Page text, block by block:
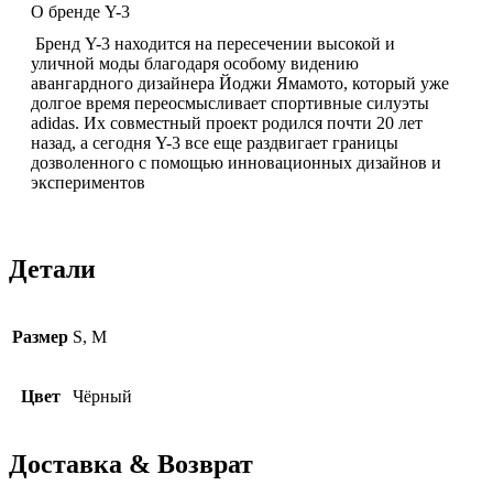
О бренде Y-3
Бренд Y-3 находится на пересечении высокой и
уличной моды благодаря особому видению
авангардного дизайнера Йоджи Ямамото, который уже
долгое время переосмысливает спортивные силуэты
adidas. Их совместный проект родился почти 20 лет
назад, а сегодня Y-3 все еще раздвигает границы
дозволенного с помощью инновационных дизайнов и
экспериментов
Детали
Размер S, M
Цвет Чёрный
Доставка & Возврат